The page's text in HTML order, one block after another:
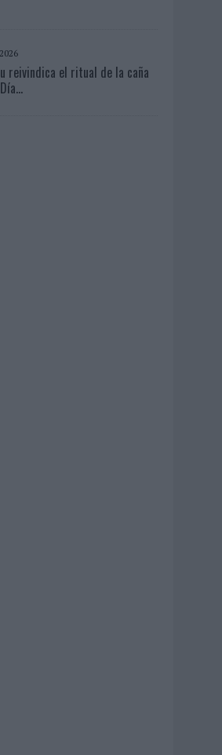
reivindica el ritual de la caña
Día...